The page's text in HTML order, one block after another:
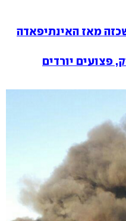
מאז האינתיפאדה
פצועים יורדים